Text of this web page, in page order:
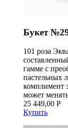
Букет
101 роза
гамме с
пастельных
комплимент
может
25 449,00 Р
Купить